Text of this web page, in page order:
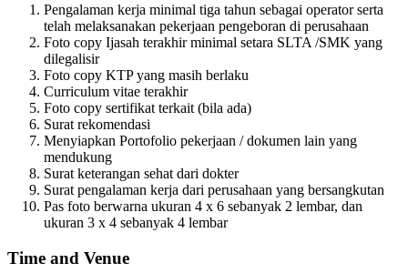
Pengalaman kerja minimal tiga tahun sebagai operator serta
telah melaksanakan pekerjaan pengeboran di perusahaan
Foto copy Ijasah terakhir minimal setara SLTA /SMK yang
dilegalisir
Foto copy KTP yang masih berlaku
Curriculum vitae terakhir
Foto copy sertifikat terkait (bila ada)
Surat rekomendasi
Menyiapkan Portofolio pekerjaan / dokumen lain yang
mendukung
Surat keterangan sehat dari dokter
Surat pengalaman kerja dari perusahaan yang bersangkutan
Pas foto berwarna ukuran 4 x 6 sebanyak 2 lembar, dan
ukuran 3 x 4 sebanyak 4 lembar
Time and Venue